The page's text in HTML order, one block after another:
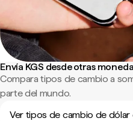
Envía KGS desde otras
Compara tipos de cambio a
parte del mundo.
Ver tipos de cambio de